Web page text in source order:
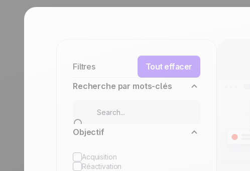
Filtres
Tout effacer
Recherche par mots-clés
Objectif
Acquisition
Réactivation